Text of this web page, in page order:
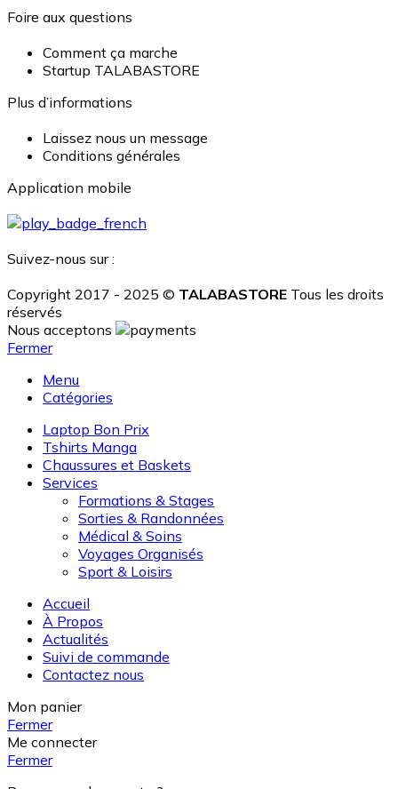
Foire aux questions
Comment ça marche
Startup TALABASTORE
Plus d’informations
Laissez nous un message
Conditions générales
Application mobile
Suivez-nous sur :
Copyright 2017 - 2025 © TALABASTORE Tous les droits
réservés
Nous acceptons
Fermer
Menu
Catégories
Laptop Bon Prix
Tshirts Manga
Chaussures et Baskets
Services
Formations & Stages
Sorties & Randonnées
Médical & Soins
Voyages Organisés
Sport & Loisirs
Accueil
À Propos
Actualités
Suivi de commande
Contactez nous
Mon panier
Fermer
Me connecter
Fermer